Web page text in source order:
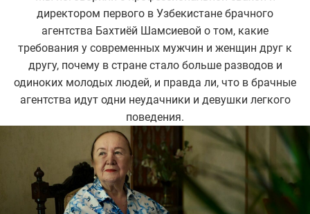
директором первого в Узбекистане брачного
агентства Бахтиёй Шамсиевой о том, какие
требования у современных мужчин и женщин друг к
другу, почему в стране стало больше разводов и
одиноких молодых людей, и правда ли, что в брачные
агентства идут одни неудачники и девушки легкого
поведения.